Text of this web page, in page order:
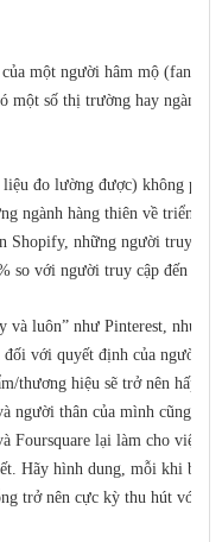
một người hâm mộ (fan)
một số thị trường hay ngành
đo lường được) không phải
ngành hàng thiên về triển
Shopify, những người truy
so với người truy cập đến từ
và luôn” như Pinterest, nhưng
với quyết định của người
thương hiệu sẽ trở nên hấp
người thân của mình cũng sử
Foursquare lại làm cho việc
Hãy hình dung, mỗi khi bạn
trở nên cực kỳ thu hút với